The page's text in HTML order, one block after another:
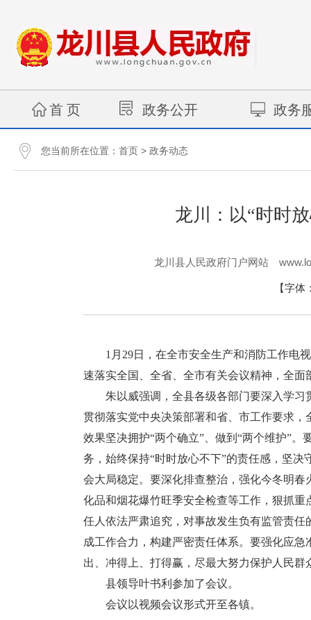
首 页 政务公开 政务
您当前所在位置： 首页 > 政务动态
龙川：以“时时
龙川县人民政府门户网站
【字体
1月29日，在全市安全生产和消防工作电视
速落实全国、全省、全市有关会议精神，全
朱以威强调，全县各级各部门要深入学习
贯彻落实党中央决策部署和省、市工作要求
效果坚决拥护“两个确立”、做到“两个维护”
务，始终保持“时时放心不下”的责任感，坚
会大局稳定。要深化排查整治，强化今冬明
化品和烟花爆竹旺季安全检查等工作，狠抓
任人依法严肃追究，对事故发生负有监管责
成工作合力，构建严密责任体系。要强化应
出、冲得上、打得赢，尽最大努力保护人民群
县领导叶书利参加了会议。
会议以视频会议形式开至各镇。